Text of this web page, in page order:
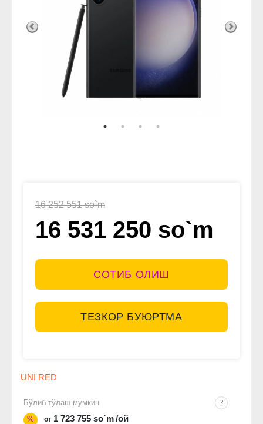
16 252 551 so`m
16 531 250 so`m
СОТИБ ОЛИШ
ТЕЗКОР БУЮРТМА
UNI RED
Бўлиб тўлаш мумкин
%
от 1 723 755 so`m/ой